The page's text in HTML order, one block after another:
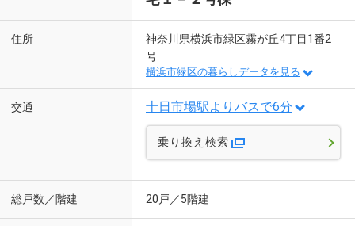
住所
神奈川県横浜市緑区霧が丘4丁目1番2
号
横浜市緑区の暮らしデータを見る
交通 十日市場駅よりバスで6分
乗り換え検索
総戸数／階建 20戸／5階建